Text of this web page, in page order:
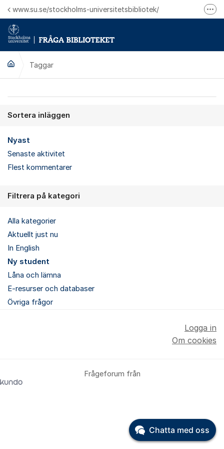
Hoppa till innehåll
www.su.se/stockholms-universitetsbibliotek/
Taggar
Sortera inläggen
Nyast
Senaste aktivitet
Flest kommentarer
Filtrera på kategori
Alla kategorier
Aktuellt just nu
In English
Ny student
Låna och lämna
E-resurser och databaser
Övriga frågor
Frågeforum från
Logga in
Om cookies
Chatta med oss